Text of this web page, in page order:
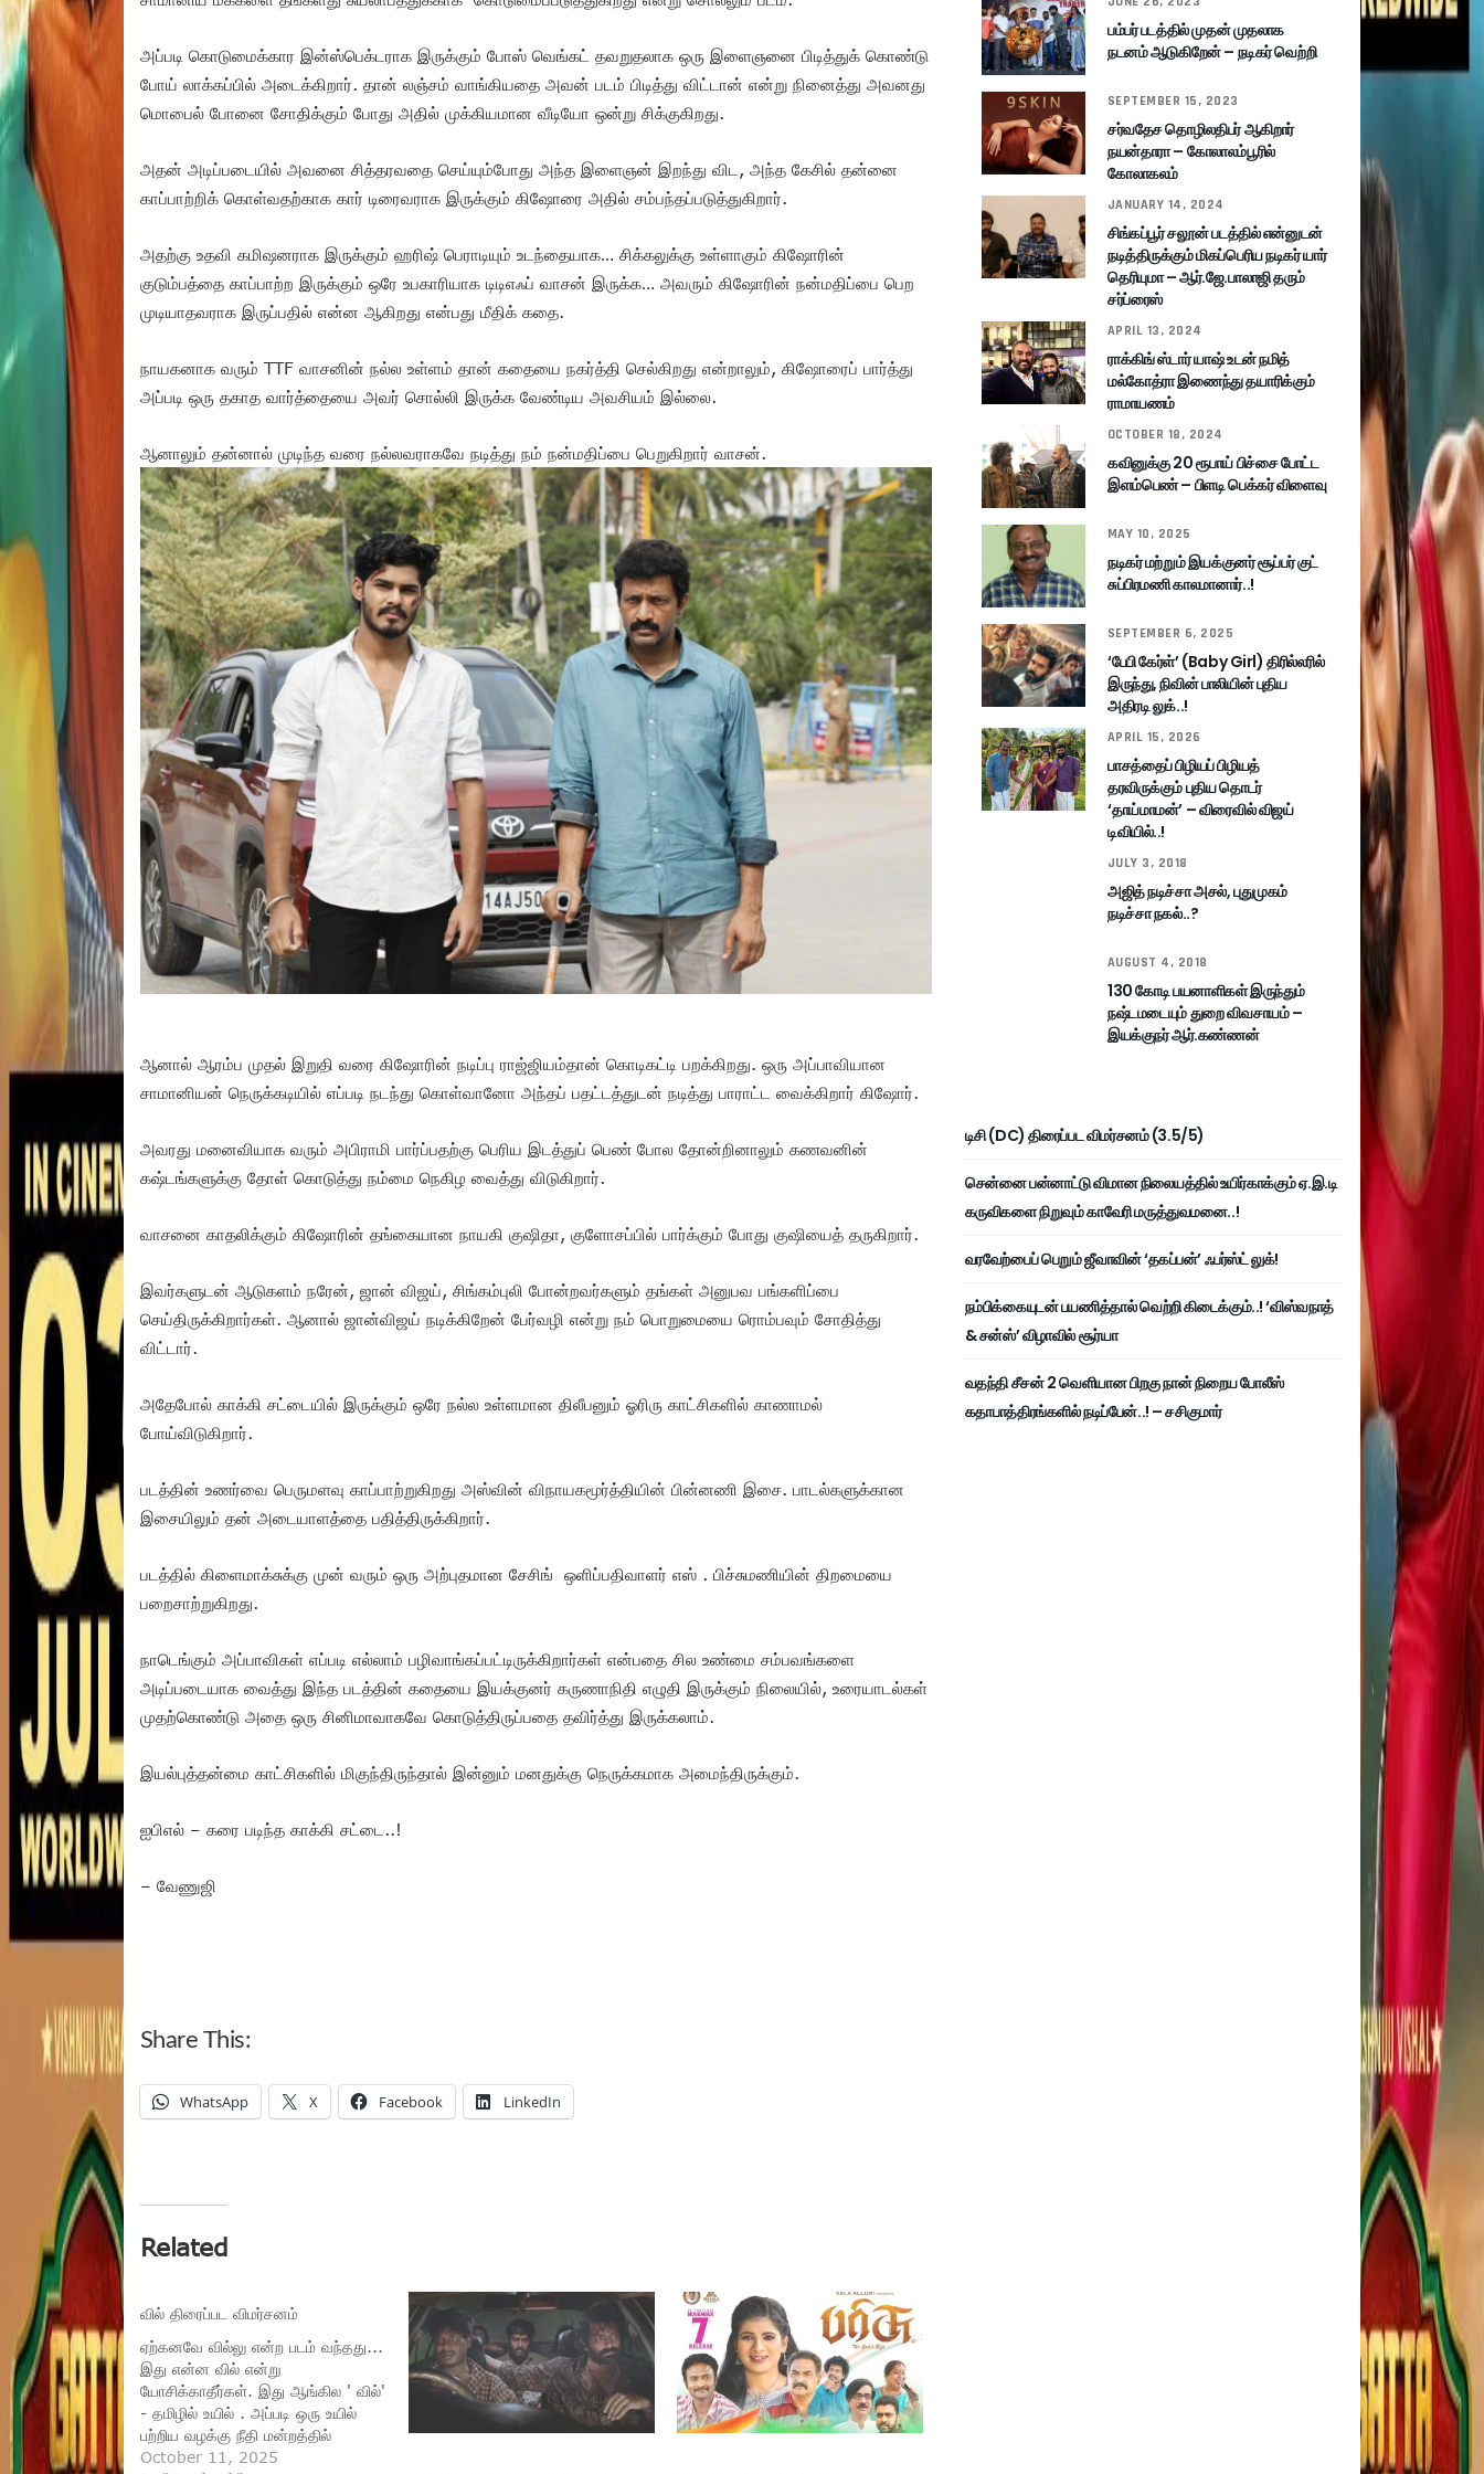
அப்படி கொடுமைக்கார இன்ஸ்பெக்டராக இருக்கும் போஸ் வெங்கட் தவறுதலாக ஒரு இளைஞனை பிடித்துக் கொண்டு
போய் லாக்கப்பில் அடைக்கிறார். தான் லஞ்சம் வாங்கியதை அவன் படம் பிடித்து விட்டான் என்று நினைத்து அவனது
மொபைல் போனை சோதிக்கும் போது அதில் முக்கியமான வீடியோ ஒன்று சிக்குகிறது.
அதன் அடிப்படையில் அவனை சித்தரவதை செய்யும்போது அந்த இளைஞன் இறந்து விட, அந்த கேசில் தன்னை
காப்பாற்றிக் கொள்வதற்காக கார் டிரைவராக இருக்கும் கிஷோரை அதில் சம்பந்தப்படுத்துகிறார்.
அதற்கு உதவி கமிஷனராக இருக்கும் ஹரிஷ் பெராடியும் உடந்தையாக… சிக்கலுக்கு உள்ளாகும் கிஷோரின்
குடும்பத்தை காப்பாற்ற இருக்கும் ஒரே உபகாரியாக டிடிஎஃப் வாசன் இருக்க… அவரும் கிஷோரின் நன்மதிப்பை பெற
முடியாதவராக இருப்பதில் என்ன ஆகிறது என்பது மீதிக் கதை.
நாயகனாக வரும் TTF வாசனின் நல்ல உள்ளம் தான் கதையை நகர்த்தி செல்கிறது என்றாலும், கிஷோரைப் பார்த்து
அப்படி ஒரு தகாத வார்த்தையை அவர் சொல்லி இருக்க வேண்டிய அவசியம் இல்லை.
ஆனாலும் தன்னால் முடிந்த வரை நல்லவராகவே நடித்து நம் நன்மதிப்பை பெறுகிறார் வாசன்.
ஆனால் ஆரம்ப முதல் இறுதி வரை கிஷோரின் நடிப்பு ராஜ்ஜியம்தான் கொடிகட்டி பறக்கிறது. ஒரு அப்பாவியான
சாமானியன் நெருக்கடியில் எப்படி நடந்து கொள்வானோ அந்தப் பதட்டத்துடன் நடித்து பாராட்ட வைக்கிறார் கிஷோர்.
அவரது மனைவியாக வரும் அபிராமி பார்ப்பதற்கு பெரிய இடத்துப் பெண் போல தோன்றினாலும் கணவனின்
கஷ்டங்களுக்கு தோள் கொடுத்து நம்மை நெகிழ வைத்து விடுகிறார்.
வாசனை காதலிக்கும் கிஷோரின் தங்கையான நாயகி குஷிதா, குளோசப்பில் பார்க்கும் போது குஷியைத் தருகிறார்.
இவர்களுடன் ஆடுகளம் நரேன், ஜான் விஜய், சிங்கம்புலி போன்றவர்களும் தங்கள் அனுபவ பங்களிப்பை
செய்திருக்கிறார்கள். ஆனால் ஜான்விஜய் நடிக்கிறேன் பேர்வழி என்று நம் பொறுமையை ரொம்பவும் சோதித்து
விட்டார்.
அதேபோல் காக்கி சட்டையில் இருக்கும் ஒரே நல்ல உள்ளமான திலீபனும் ஓரிரு காட்சிகளில் காணாமல்
போய்விடுகிறார்.
படத்தின் உணர்வை பெருமளவு காப்பாற்றுகிறது அஸ்வின் விநாயகமூர்த்தியின் பின்னணி இசை. பாடல்களுக்கான
இசையிலும் தன் அடையாளத்தை பதித்திருக்கிறார்.
படத்தில் கிளைமாக்சுக்கு முன் வரும் ஒரு அற்புதமான சேசிங் ஒளிப்பதிவாளர் எஸ் . பிச்சுமணியின் திறமையை
பறைசாற்றுகிறது.
நாடெங்கும் அப்பாவிகள் எப்படி எல்லாம் பழிவாங்கப்பட்டிருக்கிறார்கள் என்பதை சில உண்மை சம்பவங்களை
அடிப்படையாக வைத்து இந்த படத்தின் கதையை இயக்குனர் கருணாநிதி எழுதி இருக்கும் நிலையில், உரையாடல்கள்
முதற்கொண்டு அதை ஒரு சினிமாவாகவே கொடுத்திருப்பதை தவிர்த்து இருக்கலாம்.
இயல்புத்தன்மை காட்சிகளில் மிகுந்திருந்தால் இன்னும் மனதுக்கு நெருக்கமாக அமைந்திருக்கும்.
ஐபிஎல் – கரை படிந்த காக்கி சட்டை..!
– வேணுஜி
Share This:
WhatsApp X Facebook LinkedIn
Related
வில் திரைப்பட விமர்சனம்
ஏற்கனவே வில்லு என்ற படம் வந்தது...
இது என்ன வில் என்று
யோசிக்காதீர்கள். இது ஆங்கில ' வில்'
- தமிழில் உயில் . அப்படி ஒரு உயில்
பற்றிய வழக்கு நீதி மன்றத்தில்
விசாரணைக்கு வருகிறது. அதன்படி
October 11, 2025
பம்பர் படத்தில் முதன் முதலாக
நடனம் ஆடுகிறேன் – நடிகர் வெற்றி
SEPTEMBER 15, 2023
சர்வதேச தொழிலதிபர் ஆகிறார்
நயன்தாரா – கோலாலம்பூரில்
கோலாகலம்
JANUARY 14, 2024
சிங்கப்பூர் சலூன் படத்தில் என்னுடன்
நடித்திருக்கும் மிகப்பெரிய நடிகர் யார்
தெரியுமா – ஆர்.ஜே.பாலாஜி தரும்
சர்ப்ரைஸ்
APRIL 13, 2024
ராக்கிங் ஸ்டார் யாஷ் உடன் நமித்
மல்கோத்ரா இணைந்து தயாரிக்கும்
ராமாயணம்
OCTOBER 18, 2024
கவினுக்கு 20 ரூபாய் பிச்சை போட்ட
இளம்பெண் – பிளடி பெக்கர் விளைவு
MAY 10, 2025
நடிகர் மற்றும் இயக்குனர் சூப்பர் குட்
சுப்பிரமணி காலமானார்..!
SEPTEMBER 6, 2025
‘பேபி கேர்ள்’ (Baby Girl) திரில்லரில்
இருந்து, நிவின் பாலியின் புதிய
அதிரடி லுக்..!
APRIL 15, 2026
பாசத்தைப் பிழியப் பிழியத்
தரவிருக்கும் புதிய தொடர்
‘தாய்மாமன்’ – விரைவில் விஜய்
டிவியில்..!
JULY 3, 2018
அஜித் நடிச்சா அசல், புதுமுகம்
நடிச்சா நகல்..?
AUGUST 4, 2018
130 கோடி பயனாளிகள் இருந்தும்
நஷ்டமடையும் துறை விவசாயம் –
இயக்குநர் ஆர்.கண்ணன்
டிசி (DC) திரைப்பட விமர்சனம் (3.5/5)
சென்னை பன்னாட்டு விமான நிலையத்தில் உயிர்காக்கும் ஏ.இ.டி
கருவிகளை நிறுவும் காவேரி மருத்துவமனை..!
வரவேற்பைப் பெறும் ஜீவாவின் ‘தகப்பன்’ ஃபர்ஸ்ட் லுக்!
நம்பிக்கையுடன் பயணித்தால் வெற்றி கிடைக்கும்..! ‘விஸ்வநாத்
& சன்ஸ்’ விழாவில் சூர்யா
வதந்தி சீசன் 2 வெளியான பிறகு நான் நிறைய போலீஸ்
கதாபாத்திரங்களில் நடிப்பேன்..! – சசிகுமார்